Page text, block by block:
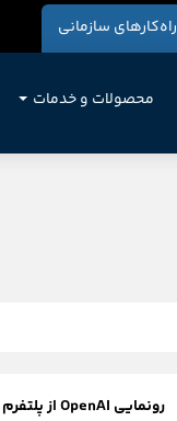
راه‌کارهای سازمانی
محصولات و خدمات
رونمایی OpenAI از پلتفرم جدید برای ساخت و مدیریت «ایجنت‌های هوش مصنوعی» سازمانی